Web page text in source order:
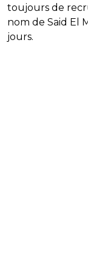
toujours de
nom de Said El
jours.